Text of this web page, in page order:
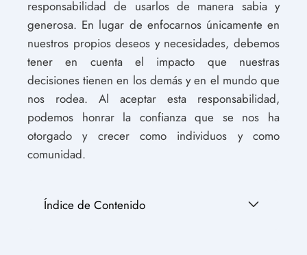
responsabilidad de usarlos de manera sabia y
generosa. En lugar de enfocarnos únicamente en
nuestros propios deseos y necesidades, debemos
tener en cuenta el impacto que nuestras
decisiones tienen en los demás y en el mundo que
nos rodea. Al aceptar esta responsabilidad,
podemos honrar la confianza que se nos ha
otorgado y crecer como individuos y como
comunidad.
Índice de Contenido